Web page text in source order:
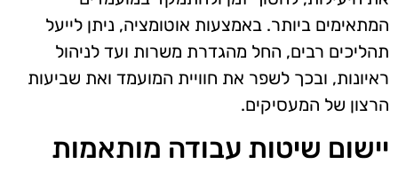
המתאימים ביותר. באמצעות אוטומציה, ניתן לייעל
תהליכים רבים, החל מהגדרת משרות ועד לניהול
ראיונות, ובכך לשפר את חוויית המועמד ואת שביעות
הרצון של המעסיקים.
יישום שיטות עבודה מותאמות